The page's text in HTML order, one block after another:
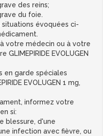
des reins;
du foie.
évoquées ci-
votre médecin ou à votre
EVOLUGEN
en garde spéciales
EVOLUGEN 1 mg,
informez votre
si:
blessure, d'une
infection avec fièvre, ou